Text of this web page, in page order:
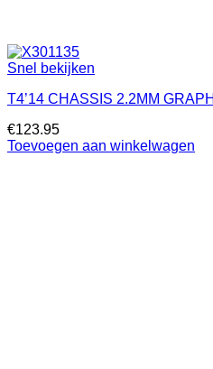
Snel bekijken
T4’14 CHASSIS 2.2MM
€123.95
Toevoegen aan winkelwagen